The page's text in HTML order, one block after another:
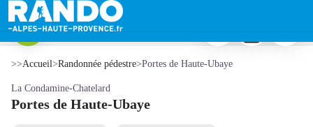
Portes de Haute-Ubaye
En chemin - CDRP 04
Voir l'image en plein écran
>>Accueil>Randonnée pédestre>Portes de Haute-Ubaye
La Condamine-Chatelard
Portes de Haute-Ubaye